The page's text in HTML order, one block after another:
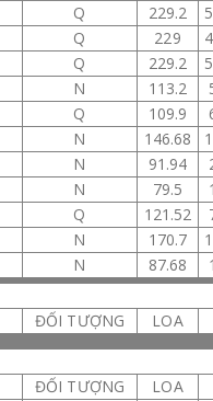
Q 229.2
Q 229
Q 229.2
N 113.2
Q 109.9
N 146.68
N 91.94
N 79.5
Q 121.52
N 170.7
N 87.68
ĐỐI TƯỢNG LOA
ĐỐI TƯỢNG
LOA